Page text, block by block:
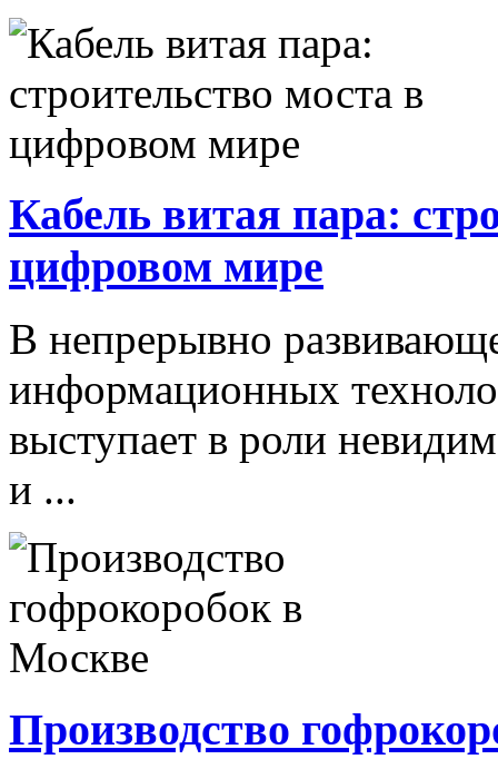
Кабель витая пара:
цифровом мире
В непрерывно
информационных
выступает в роли
и ...
Производство